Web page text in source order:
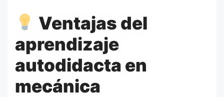
Ventajas del
aprendizaje
autodidacta en
mecánica